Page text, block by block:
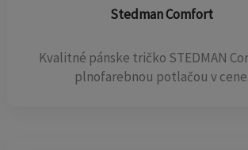
Stedman Comfort
Kvalitné pánske tričko STEDMAN
plnofarebnou potlačou v cene.